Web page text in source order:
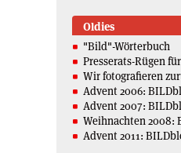
Oldies
"Bild"-Wörterbuch
Presserats-Rügen
Wir fotografieren
Advent 2006:
Advent 2007:
Weihnachten 2008:
Advent 2011: